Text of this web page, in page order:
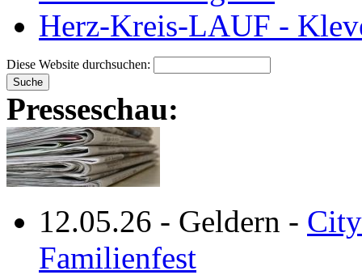
Herz-Kreis-LAUF -
Diese Website durchsuchen:
Presseschau:
12.05.26 - Geldern -
Familienfest